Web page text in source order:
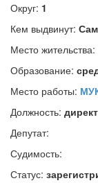
Округ: 1
Кем выдвинут:
Место жительства:
Образование:
Место работы:
Должность:
Депутат:
Судимость:
Статус: